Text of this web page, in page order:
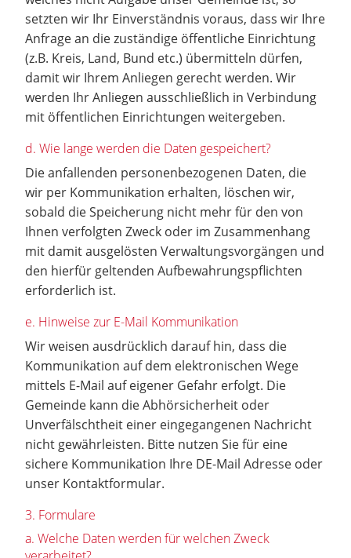
setzten wir Ihr Einverständnis voraus, dass wir Ihre
Anfrage an die zuständige öffentliche Einrichtung
(z.B. Kreis, Land, Bund etc.) übermitteln dürfen,
damit wir Ihrem Anliegen gerecht werden. Wir
werden Ihr Anliegen ausschließlich in Verbindung
mit öffentlichen Einrichtungen weitergeben.
d. Wie lange werden die Daten gespeichert?
Die anfallenden personenbezogenen Daten, die
wir per Kommunikation erhalten, löschen wir,
sobald die Speicherung nicht mehr für den von
Ihnen verfolgten Zweck oder im Zusammenhang
mit damit ausgelösten Verwaltungsvorgängen und
den hierfür geltenden Aufbewahrungspflichten
erforderlich ist.
e. Hinweise zur E-Mail Kommunikation
Wir weisen ausdrücklich darauf hin, dass die
Kommunikation auf dem elektronischen Wege
mittels E-Mail auf eigener Gefahr erfolgt. Die
Gemeinde kann die Abhörsicherheit oder
Unverfälschtheit einer eingegangenen Nachricht
nicht gewährleisten. Bitte nutzen Sie für eine
sichere Kommunikation Ihre DE-Mail Adresse oder
unser Kontaktformular.
3. Formulare
a. Welche Daten werden für welchen Zweck